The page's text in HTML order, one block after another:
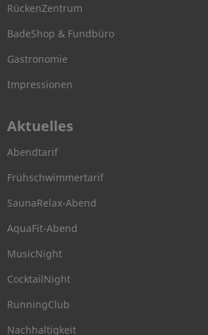
RückenZentrum
BadeShop & Fundbüro
Gastronomie
Impressionen
Aktuelles
Abendtarif
Frühschwimmertarif
SaunaRelax-Abend
AquaFit-Abend
MusicNight
CocktailNight
RunningClub
Nachhaltigkeit